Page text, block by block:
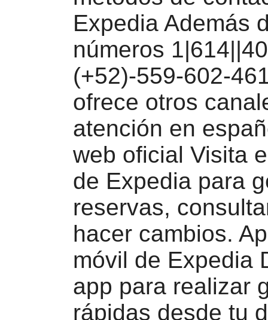
Expedia Además
números
(+52)-559-602-
ofrece otros
atención en
web oficial Visita
de Expedia para
reservas,
hacer cambios.
móvil de Expedia
app para realizar
rápidas desde tu